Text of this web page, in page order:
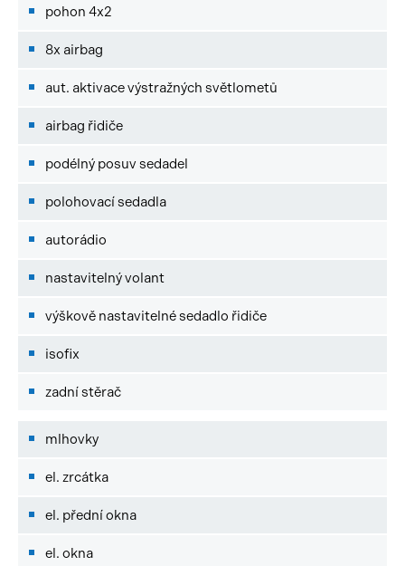
pohon 4x2
8x airbag
aut. aktivace výstražných světlometů
airbag řidiče
podélný posuv sedadel
polohovací sedadla
autorádio
nastavitelný volant
výškově nastavitelné sedadlo řidiče
isofix
zadní stěrač
mlhovky
el. zrcátka
el. přední okna
el. okna